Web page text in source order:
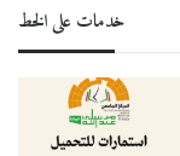
خدمات على الخط